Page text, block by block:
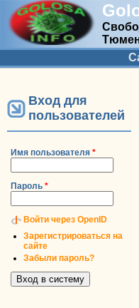
Вход для
пользователей
Имя пользователя *
Пароль *
Войти через OpenID
Зарегистрироваться на
сайте
Забыли пароль?